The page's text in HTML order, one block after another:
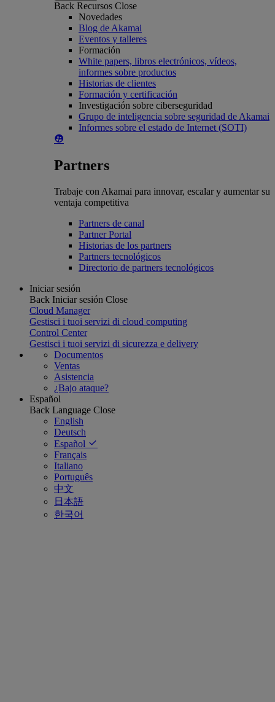
Back Recursos Close
Novedades
Blog de Akamai
Eventos y talleres
Formación
White papers, libros electrónicos, vídeos,
informes sobre productos
Historias de clientes
Formación y certificación
Investigación sobre ciberseguridad
Grupo de inteligencia sobre seguridad de Akamai
Informes sobre el estado de Internet (SOTI)
Partners
Trabaje con Akamai para innovar, escalar y aumentar su
ventaja competitiva
Partners de canal
Partner Portal
Historias de los partners
Partners tecnológicos
Directorio de partners tecnológicos
Iniciar sesión
Back Iniciar sesión Close
Cloud Manager
Gestisci i tuoi servizi di cloud computing
Control Center
Gestisci i tuoi servizi di sicurezza e delivery
Documentos
Ventas
Asistencia
¿Bajo ataque?
Español
Back Language Close
English
Deutsch
Español
Français
Italiano
Português
中文
日本語
한국어